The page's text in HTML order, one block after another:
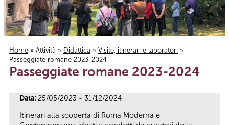
Tu sei qui
Home » Attività » Didattica » Visite, itinerari e laboratori »
Passeggiate romane 2023-2024
Passeggiate romane 2023-2024
Data: 25/05/2023 - 31/12/2024
Itinerari alla scoperta di Roma Moderna e